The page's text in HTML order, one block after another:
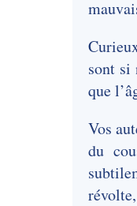
sont si
que
Vos
du